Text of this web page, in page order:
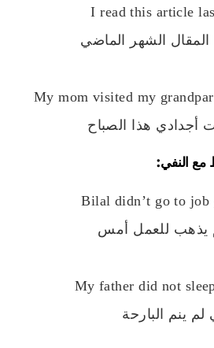
I read this article
الشهر الماضي
My mom visited my
أجدادي هذا الصباح
مع النفي:
Bilal didn’t go to job
يذهب للعمل أمس
My father did not
لم ينم البارحة